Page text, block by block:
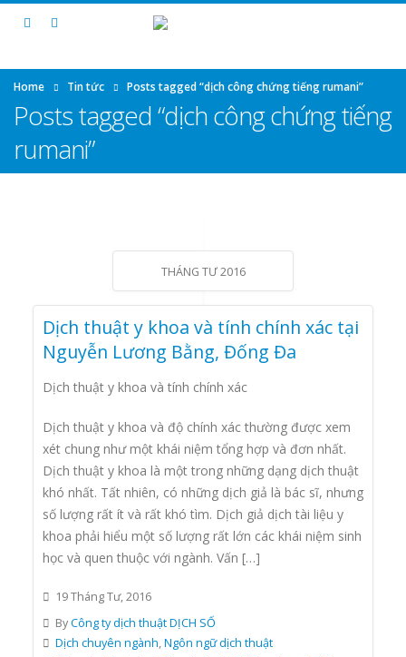
Home Tin tức Posts tagged “dịch công chứng tiếng rumani”
Posts tagged “dịch công chứng tiếng
rumani”
THÁNG TƯ 2016
Dịch thuật y khoa và tính chính xác tại
Nguyễn Lương Bằng, Đống Đa
Dịch thuật y khoa và tính chính xác
Dịch thuật y khoa và độ chính xác thường được xem
xét chung như một khái niệm tổng hợp và đơn nhất.
Dịch thuật y khoa là một trong những dạng dịch thuật
khó nhất. Tất nhiên, có những dịch giả là bác sĩ, nhưng
số lượng rất ít và rất khó tìm. Dịch giả dịch tài liệu y
khoa phải hiểu một số lượng rất lớn các khái niệm sinh
học và quen thuộc với ngành. Vấn […]
19 Tháng Tư, 2016
ByCông ty dịch thuật DỊCH SỐ
Dịch chuyên ngành,Ngôn ngữ dịch thuật